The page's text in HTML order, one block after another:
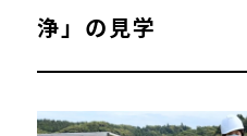
浄」の見学